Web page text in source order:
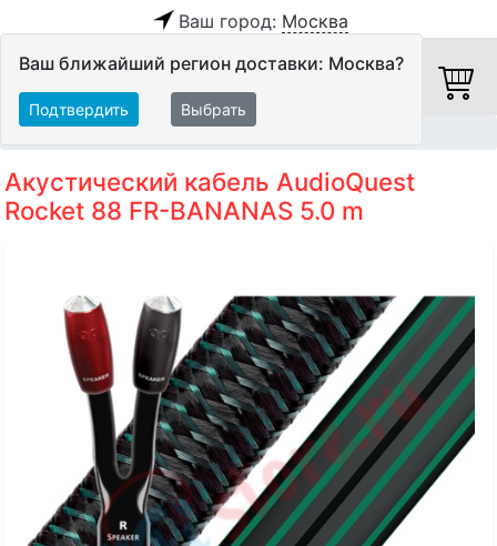
Ваш город: Москва
Ваш ближайший регион доставки: Москва?
Подтвердить Выбрать
Акустический кабель AudioQuest
Rocket 88 FR-BANANAS 5.0 m